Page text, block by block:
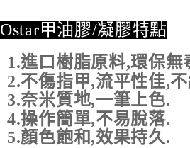
Ostar甲油膠/凝膠特點
1.進口樹脂原料,環保無
2.不傷指甲,流平性佳,
3.奈米質地,一筆上色.
4.操作簡單,不易脫落.
5.顏色飽和,效果持久.